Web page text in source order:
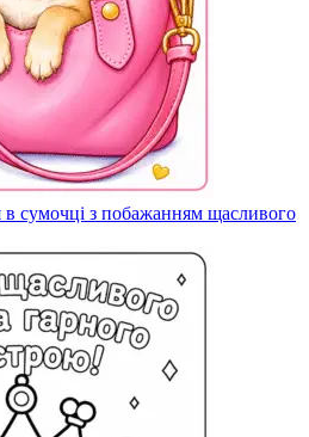
сумочці з побажанням щасливого